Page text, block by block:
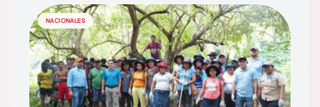
NACIONALES